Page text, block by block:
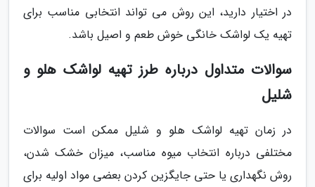
در اختیار دارید، این روش می تواند انتخابی مناسب برای
تهیه یک لواشک خانگی خوش طعم و اصیل باشد.
سوالات متداول درباره طرز تهیه لواشک هلو و
شلیل
در زمان تهیه لواشک هلو و شلیل ممکن است سوالات
مختلفی درباره انتخاب میوه مناسب، میزان خشک شدن،
روش نگهداری یا حتی جایگزین کردن بعضی مواد اولیه برای